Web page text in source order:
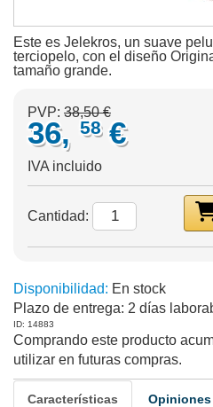
Este es Jelekros, un suave
terciopelo, con el diseño
tamaño grande.
PVP: 38,50 €
36, 58 €
IVA incluido
Cantidad:
Disponibilidad: En stock
Plazo de entrega: 2 días
ID: 14883
Comprando este producto
utilizar en futuras compras.
Características Opiniones